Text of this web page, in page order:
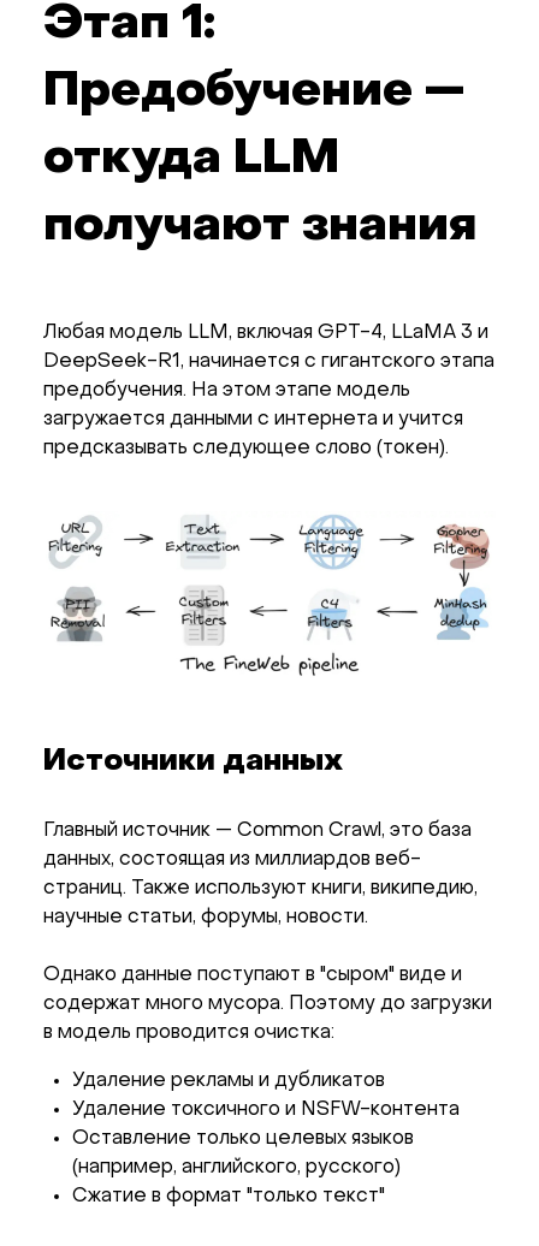
Этап 1:
Предобучение —
откуда LLM
получают знания
Любая модель LLM, включая GPT-4, LLaMA 3 и
DeepSeek-R1, начинается с гигантского этапа
предобучения. На этом этапе модель
загружается данными с интернета и учится
предсказывать следующее слово (токен).
Источники данных
Главный источник — Common Crawl, это база
данных, состоящая из миллиардов веб-
страниц. Также используют книги, википедию,
научные статьи, форумы, новости.
Однако данные поступают в "сыром" виде и
содержат много мусора. Поэтому до загрузки
в модель проводится очистка:
Удаление рекламы и дубликатов
Удаление токсичного и NSFW-контента
Оставление только целевых языков
(например, английского, русского)
Сжатие в формат "только текст"